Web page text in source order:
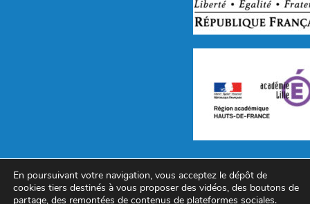
Avenue de Beaupré, B.P. 70079
Tél : 03.20.07.22.55 – Télécopie :
En poursuivant votre navigation, vous acceptez le dépôt de
cookies tiers destinés à vous proposer des vidéos, des boutons de
partage, des remontées de contenus de plateformes sociales.